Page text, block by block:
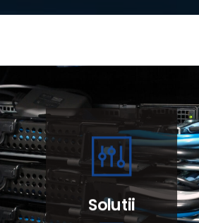
Solutii